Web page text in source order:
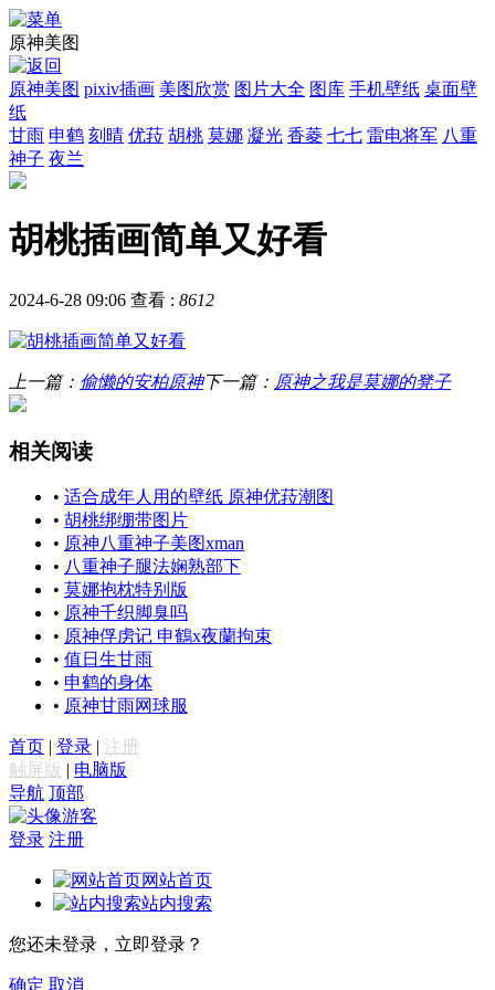
原神美图
原神美图 pixiv插画 美图欣赏 图片大全 图库 手机壁纸 桌面壁
纸
甘雨 申鹤 刻晴 优菈 胡桃 莫娜 凝光 香菱 七七 雷电将军 八重
神子 夜兰
胡桃插画简单又好看
2024-6-28 09:06 查看 : 8612
上一篇： 偷懒的安柏原神下一篇： 原神之我是莫娜的凳子
相关阅读
• 适合成年人用的壁纸 原神优菈潮图
• 胡桃绑绷带图片
• 原神八重神子美图xman
• 八重神子腿法娴熟部下
• 莫娜抱枕特别版
• 原神千织脚臭吗
• 原神俘虏记 申鶴x夜蘭拘束
• 值日生甘雨
• 申鹤的身体
• 原神甘雨网球服
首页 | 登录 | 注册
触屏版 | 电脑版
导航 顶部
游客
登录 注册
网站首页
站内搜索
您还未登录，立即登录？
确定 取消